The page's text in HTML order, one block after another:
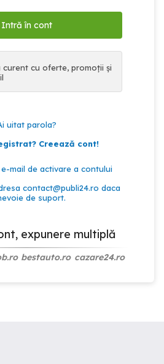
curent cu oferte, promoții și
uitat parola?
Creează cont!
mail de activare a contului
contact@publi24.ro daca
de suport.
expunere multiplă
bestauto.ro cazare24.ro